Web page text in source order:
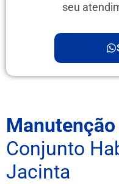
seu
Manutenção
Conjunto
Jacinta